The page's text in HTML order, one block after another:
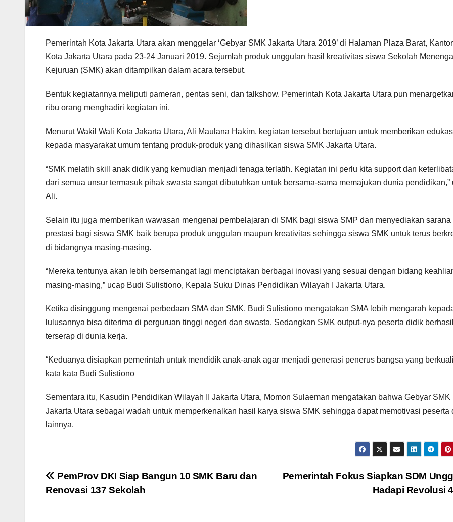
Pemerintah Kota Jakarta Utara akan menggelar ‘Gebyar SMK Jakarta Utara 2019’ di Halaman Plaza Barat,
Kota Jakarta Utara pada 23-24 Januari 2019. Sejumlah produk unggulan hasil kreativitas siswa Sekolah
Kejuruan (SMK) akan ditampilkan dalam acara tersebut.
Bentuk kegiatannya meliputi pameran, pentas seni, dan talkshow. Pemerintah Kota Jakarta Utara pun
ribu orang menghadiri kegiatan ini.
Menurut Wakil Wali Kota Jakarta Utara, Ali Maulana Hakim, kegiatan tersebut bertujuan untuk memberikan
kepada masyarakat umum tentang produk-produk yang dihasilkan siswa SMK Jakarta Utara.
“SMK melatih skill anak didik yang kemudian menjadi tenaga terlatih. Kegiatan ini perlu kita support dan
dari semua unsur termasuk pihak swasta sangat dibutuhkan untuk bersama-sama memajukan dunia pendidikan,”
Ali.
Selain itu juga memberikan wawasan mengenai pembelajaran di SMK bagi siswa SMP dan menyediakan sarana
prestasi bagi siswa SMK baik berupa produk unggulan maupun kreativitas sehingga siswa SMK untuk terus
di bidangnya masing-masing.
“Mereka tentunya akan lebih bersemangat lagi menciptakan berbagai inovasi yang sesuai dengan bidang
masing-masing,” ucap Budi Sulistiono, Kepala Suku Dinas Pendidikan Wilayah I Jakarta Utara.
Ketika disinggung mengenai perbedaan SMA dan SMK, Budi Sulistiono mengatakan SMA lebih mengarah
lulusannya bisa diterima di perguruan tinggi negeri dan swasta. Sedangkan SMK output-nya peserta didik berhasil
terserap di dunia kerja.
“Keduanya disiapkan pemerintah untuk mendidik anak-anak agar menjadi generasi penerus bangsa yang
kata kata Budi Sulistiono
Sementara itu, Kasudin Pendidikan Wilayah II Jakarta Utara, Momon Sulaeman mengatakan bahwa Gebyar SMK
Jakarta Utara sebagai wadah untuk memperkenalkan hasil karya siswa SMK sehingga dapat memotivasi peserta
lainnya.
Post
Pemerintah Fokus Siapkan SDM
Hadapi Revolusi
PemProv DKI Siap Bangun 10 SMK Baru dan
Renovasi 137 Sekolah